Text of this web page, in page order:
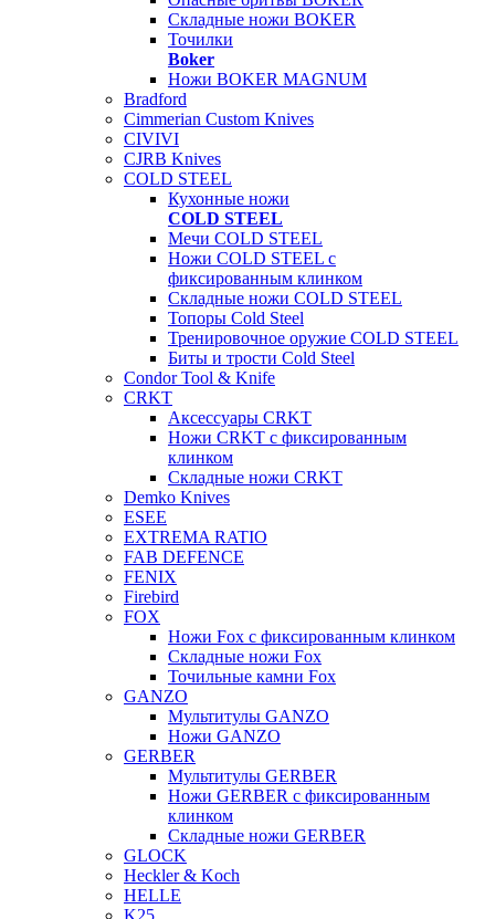
Складные ножи BOKER
Точилки
Boker
Ножи BOKER MAGNUM
Bradford
Cimmerian Custom Knives
CIVIVI
CJRB Knives
COLD STEEL
Кухонные ножи
COLD STEEL
Мечи COLD STEEL
Ножи COLD STEEL с
фиксированным клинком
Складные ножи COLD STEEL
Топоры Cold Steel
Тренировочное оружие COLD STEEL
Биты и трости Cold Steel
Condor Tool & Knife
CRKT
Аксессуары CRKT
Ножи CRKT с фиксированным
клинком
Складные ножи CRKT
Demko Knives
ESEE
EXTREMA RATIO
FAB DEFENCE
FENIX
Firebird
FOX
Ножи Fox с фиксированным клинком
Складные ножи Fox
Точильные камни Fox
GANZO
Мультитулы GANZO
Ножи GANZO
GERBER
Мультитулы GERBER
Ножи GERBER с фиксированным
клинком
Складные ножи GERBER
GLOCK
Heckler & Koch
HELLE
K25